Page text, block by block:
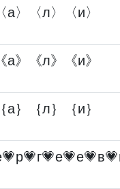
〉〈л〉〈и〉
》《л》《и》
｝｛л｝｛и｝